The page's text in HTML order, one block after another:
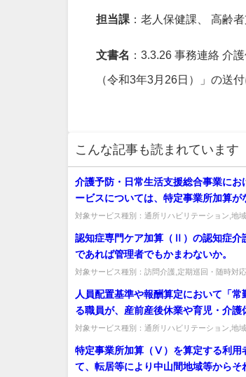
担当課 ：老人保健課、 高齢
文書名 ：3.3.26 事務連絡 介
（令和3年3月26日）」の送
こんな記事も読まれています
介護予防・日常生活支援総合事業にお
ービスについては、特定事業所加算が
（Ⅰ）を算定するにはどうすれば良い
対象サービス種別：通所リハビリテーション,地
認知症専門ケア加算（Ⅱ）の認知症介
であれば管理者でもかまわないか。
対象サービス種別：訪問介護,定期巡回・随時対
人員配置基準や報酬算定において「
る職員が、産前産後休業や育児・介護
に、同等の資質を有する複数の非 常
の資質を有する 」かについてどのよ
対象サービス種別：通所リハビリテーション,地
特定事業所加算（Ⅴ）を算定する利用
て、転居等により中山間地域等からそ